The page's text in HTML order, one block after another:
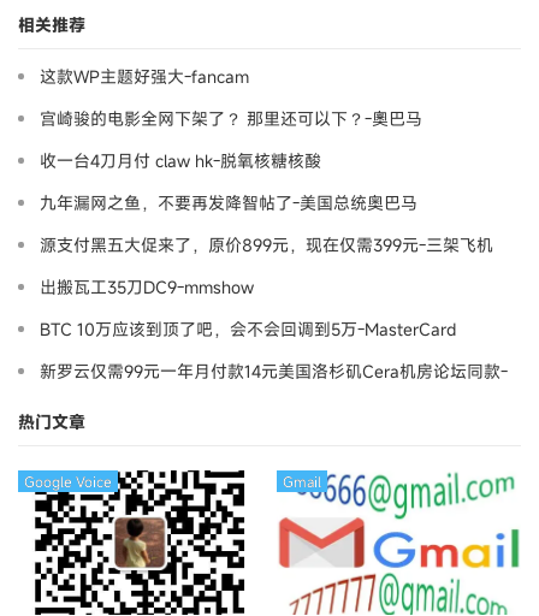
相关推荐
这款WP主题好强大-fancam
宫崎骏的电影全网下架了？ 那里还可以下？-奧巴马
收一台4刀月付 claw hk-脱氧核糖核酸
九年漏网之鱼，不要再发降智帖了-美国总统奥巴马
源支付黑五大促来了，原价899元，现在仅需399元-三架飞机
出搬瓦工35刀DC9-mmshow
BTC 10万应该到顶了吧，会不会回调到5万-MasterCard
新罗云仅需99元一年月付款14元美国洛杉矶Cera机房论坛同款-
热门文章
Google Voice Gmail